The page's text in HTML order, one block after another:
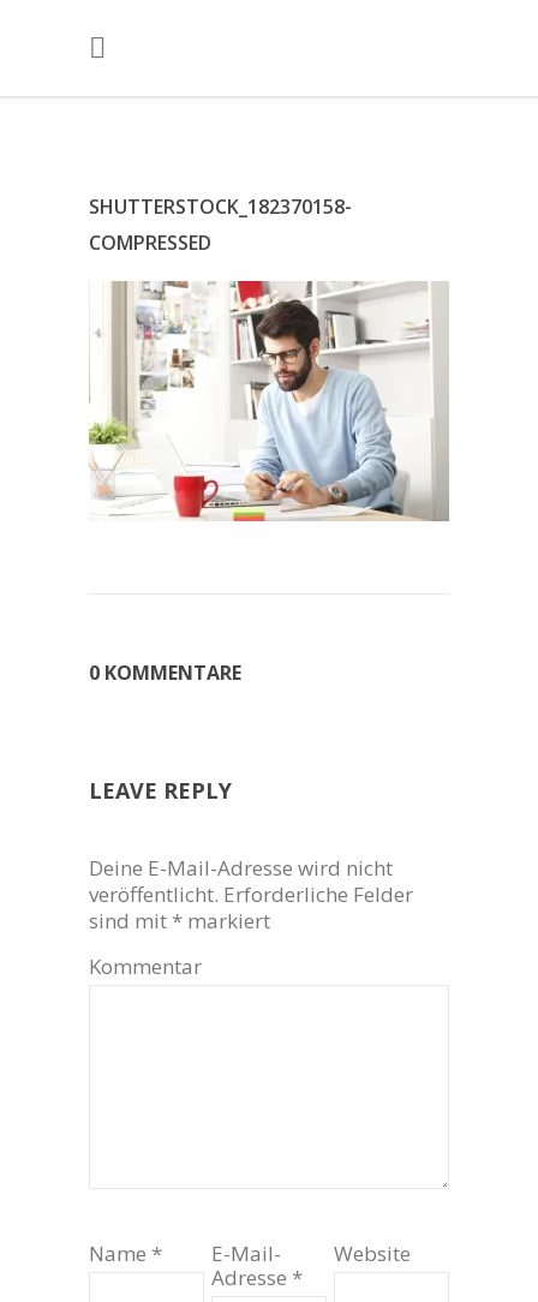
SHUTTERSTOCK_182370158-
COMPRESSED
0 KOMMENTARE
LEAVE REPLY
Deine E-Mail-Adresse wird nicht
veröffentlicht. Erforderliche Felder
sind mit * markiert
Kommentar
Name *
E-Mail-
Adresse *
Website